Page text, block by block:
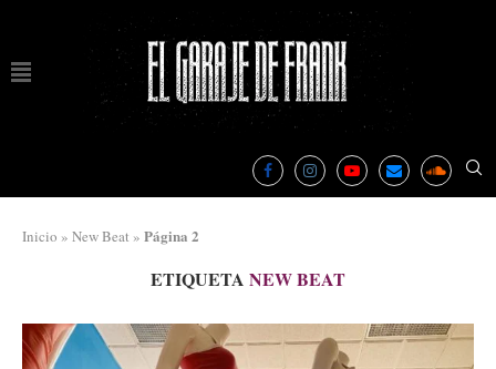
Inicio » New Beat » Página 2
ETIQUETA NEW BEAT